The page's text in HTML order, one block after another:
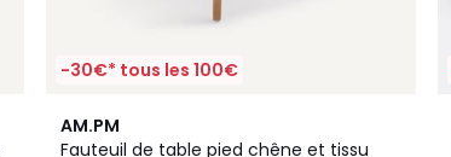
-30€* tous les 100€
AM.PM
Fauteuil de table pied chêne et tissu
5
/